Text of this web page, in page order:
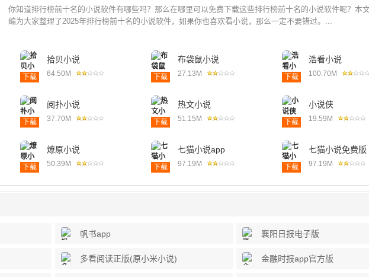
你知道排行榜前十名的小说软件有哪些吗？那么在哪里可以免费下载这些排行榜前十名的小说软件呢？本
编为大家整理了2025年排行榜前十名的小说软件，如果你也喜欢看小说，那么一定不要错过。...
下载
拾贝小说
64.50M 下载
布袋鼠小说
27.13M 下载
浩看小说
100.70M
下载
阅扑小说
37.70M 下载
热文小说
51.15M 下载
小说侠
19.59M
下载
燎原小说
50.39M 下载
七猫小说app
97.19M 下载
七猫小说免费版
97.19M
帆书app 襄阳日报电子版
多看阅读正版(原小米小说) 金融时报app官方版